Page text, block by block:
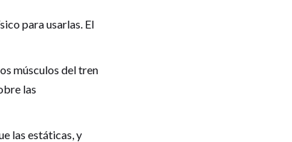
para usarlas. El
músculos del tren
las
las estáticas, y